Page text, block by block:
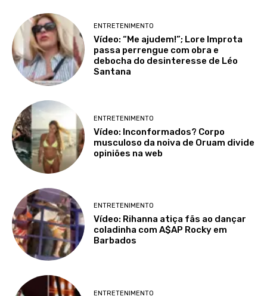
ENTRETENIMENTO
Vídeo: “Me ajudem!”; Lore Improta
passa perrengue com obra e
debocha do desinteresse de Léo
Santana
ENTRETENIMENTO
Vídeo: Inconformados? Corpo
musculoso da noiva de Oruam divide
opiniões na web
ENTRETENIMENTO
Vídeo: Rihanna atiça fãs ao dançar
coladinha com A$AP Rocky em
Barbados
ENTRETENIMENTO